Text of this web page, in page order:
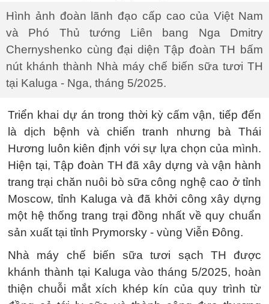
Hình ảnh đoàn lãnh đạo cấp cao của Việt Nam
và Phó Thủ tướng Liên bang Nga Dmitry
Chernyshenko cùng đại diện Tập đoàn TH bấm
nút khánh thành Nhà máy chế biến sữa tươi TH
tại Kaluga - Nga, tháng 5/2025.
Triển khai dự án trong thời kỳ cấm vận, tiếp đến
là dịch bệnh và chiến tranh nhưng bà Thái
Hương luôn kiên định với sự lựa chọn của mình.
Hiện tại, Tập đoàn TH đã xây dựng và vận hành
trang trại chăn nuôi bò sữa công nghệ cao ở tỉnh
Moscow, tỉnh Kaluga và đã khởi công xây dựng
một hệ thống trang trại đồng nhất về quy chuẩn
sản xuất tại tỉnh Prymorsky - vùng Viễn Đông.
Nhà máy chế biến sữa tươi sạch TH được
khánh thành tại Kaluga vào tháng 5/2025, hoàn
thiện chuỗi mắt xích khép kín của quy trình từ